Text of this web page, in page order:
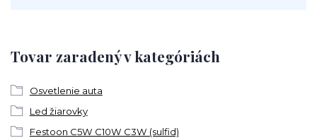
Tovar zaradený v kategóriách
Osvetlenie auta
Led žiarovky
Festoon C5W C10W C3W (sulfid)